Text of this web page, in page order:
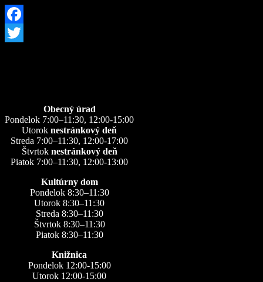
Facebook
Obecný úrad
Pondelok 7:00–11:30, 12:00-15:00
Utorok nestránkový deň
Streda 7:00–11:30, 12:00-17:00
Štvrtok nestránkový deň
Piatok 7:00–11:30, 12:00-13:00
Kultúrny dom
Pondelok 8:30–11:30
Utorok 8:30–11:30
Streda 8:30–11:30
Štvrtok 8:30–11:30
Piatok 8:30–11:30
Knižnica
Pondelok 12:00-15:00
Utorok 12:00-15:00